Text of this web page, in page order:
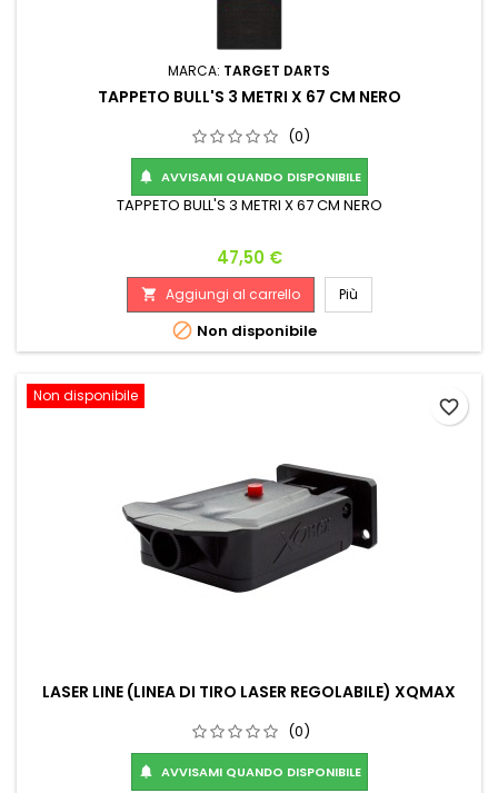
MARCA: TARGET DARTS
TAPPETO BULL'S 3 METRI X 67 CM NERO
(0)
 AVVISAMI QUANDO DISPONIBILE
TAPPETO BULL'S 3 METRI X 67 CM NERO
Prezzo
47,50 €
 Aggiungi al carrello Più
 Non disponibile
Non disponibile
LASER LINE (LINEA DI TIRO LASER REGOLABILE) XQMAX
(0)
 AVVISAMI QUANDO DISPONIBILE
favorite_border